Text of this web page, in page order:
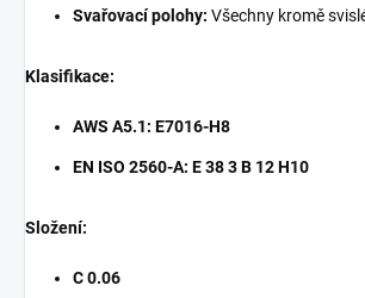
Svařovací polohy: Všechny kromě
Klasifikace:
AWS A5.1: E7016-H8
EN ISO 2560-A: E 38 3 B 12 H10
Složení:
C 0.06